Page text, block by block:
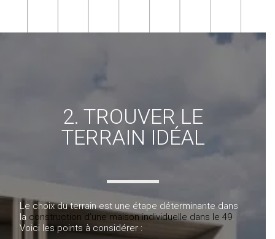
2. TROUVER LE
TERRAIN IDÉAL
Le choix du terrain est une étape déterminante dans
la construction d’une maison individuelle dans le 49.
Voici les points à considérer :